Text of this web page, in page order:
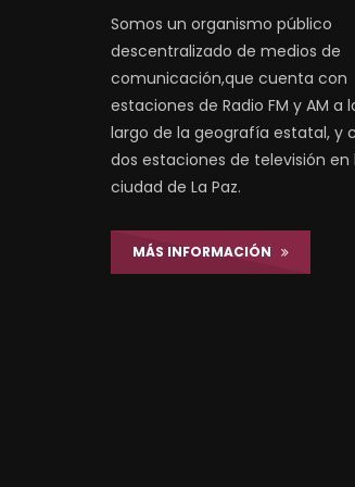
Somos un organismo público
descentralizado de medios de
comunicación,que cuenta con
estaciones de Radio FM y AM a
largo de la geografía estatal, y
dos estaciones de televisión en
ciudad de La Paz.
MÁS INFORMACIÓN